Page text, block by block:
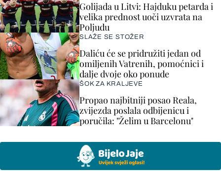
Golijada u Litvi: Hajduku petarda i
velika prednost uoči uzvrata na
Poljudu
SLAŽE SE STOŽER
Daliću će se pridružiti jedan od
omiljenih Vatrenih, pomoćnici i
dalje dvoje oko ponude
ŠOK ZA KRALJEVE
Propao najbitniji posao Reala,
zvijezda poslala odbijenicu i
poručila: "Želim u Barcelonu"